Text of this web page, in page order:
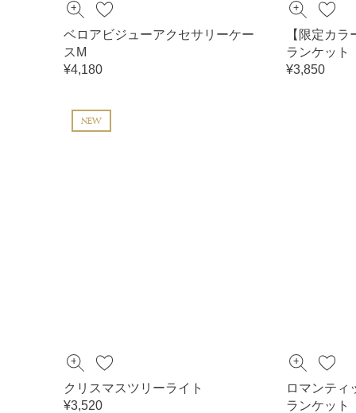
ベロアビジューアクセサリーケー
スM
¥4,180
【限定カ
ランケット
¥3,850
NEW
クリスマスツリーライト
¥3,520
ロマンティ
ランケット